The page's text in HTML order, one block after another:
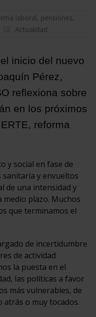
laboral, pensiones,
Actualidad
inicio del nuevo
Pérez,
reflexiona sobre
en los próximos
reforma
y social en fase de
sanitaria y envueltos
de una intensidad y
plazo. Muchos
que terminamos el
de incertidumbre
de actividad
la puesta en el
las políticas a favor
más vulnerables, de
atrás o muy tocados.